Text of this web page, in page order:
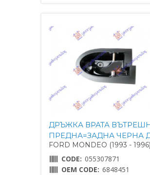
ДРЪЖКА ВРАТА
ПРЕДНА=ЗАДНА ЧЕРНА
FORD MONDEO (1993 - 1996)
CODE: 055307871
OEM CODE: 6848451